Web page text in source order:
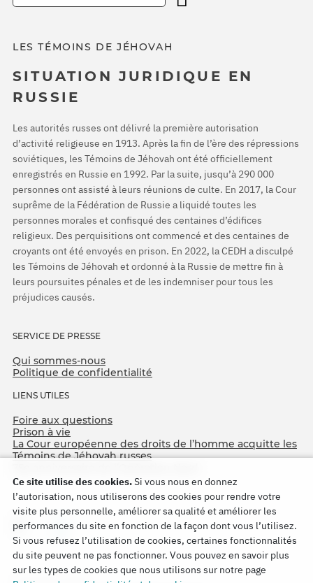
LES TÉMOINS DE JÉHOVAH
SITUATION JURIDIQUE EN
RUSSIE
Les autorités russes ont délivré la première autorisation
d’activité religieuse en 1913. Après la fin de l’ère des répressions
soviétiques, les Témoins de Jéhovah ont été officiellement
enregistrés en Russie en 1992. Par la suite, jusqu’à 290 000
personnes ont assisté à leurs réunions de culte. En 2017, la Cour
suprême de la Fédération de Russie a liquidé toutes les
personnes morales et confisqué des centaines d’édifices
religieux. Des perquisitions ont commencé et des centaines de
croyants ont été envoyés en prison. En 2022, la CEDH a disculpé
les Témoins de Jéhovah et ordonné à la Russie de mettre fin à
leurs poursuites pénales et de les indemniser pour tous les
préjudices causés.
SERVICE DE PRESSE
Qui sommes-nous
Politique de confidentialité
LIENS UTILES
Foire aux questions
Prison à vie
La Cour européenne des droits de l’homme acquitte les
Témoins de Jéhovah russes
Copyright © 2026
Ce site utilise des cookies.Si vous nous en donnez
l’autorisation, nous utiliserons des cookies pour rendre votre
visite plus personnelle, améliorer sa qualité et améliorer les
performances du site en fonction de la façon dont vous l’utilisez.
Si vous refusez l’utilisation de cookies, certaines fonctionnalités
du site peuvent ne pas fonctionner. Vous pouvez en savoir plus
sur les types de cookies que nous utilisons sur notre page